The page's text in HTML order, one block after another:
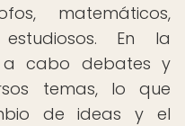
matemáticos,
En la
a cabo debates y
temas, lo que
de ideas y el